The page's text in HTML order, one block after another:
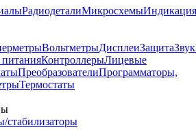
РадиодеталиМикросхемыИндикация
ВольтметрыДисплеиЗащитаЗвук
КонтроллерыЛицевые
ПреобразователиПрограмматоры,
Термостаты
стабилизаторы